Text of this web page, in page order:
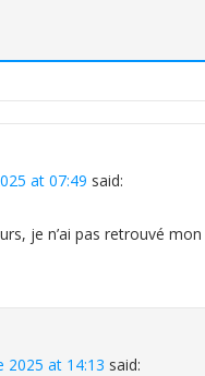
at 07:49 said:
je n’ai pas retrouvé
2025 at 14:13 said: